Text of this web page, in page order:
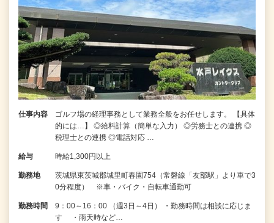
仕事内容
ゴルフ場の経理事務として業務全般をお任せします。 【具体
的には…】 ◎給料計算（簡単な入力） ◎労務士との連携 ◎
税理士との連携 ◎電話対応 …
給与 時給1,300円以上
勤務地
茨城県東茨城郡城里町春園754（常磐線「友部駅」より車で3
0分程度） ※車・バイク・自転車通勤可
勤務時間
9：00～16：00 （週3日～4日） ・勤務時間は相談に応じま
す ・雨天時など…